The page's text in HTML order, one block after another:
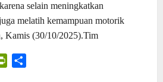
selain meningkatkan
melatih kemampuan motorik
Kamis (30/10/2025).Tim